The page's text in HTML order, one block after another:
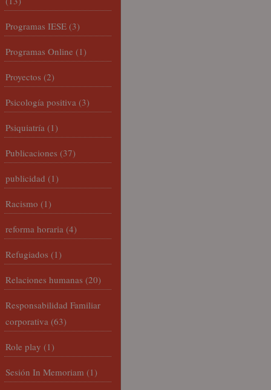
Programas IESE (3)
Programas Online (1)
Proyectos (2)
Psicología positiva (3)
Psiquiatría (1)
Publicaciones (37)
publicidad (1)
Racismo (1)
reforma horaria (4)
Refugiados (1)
Relaciones humanas (20)
Responsabilidad Familiar
corporativa (63)
Role play (1)
Sesión In Memoriam (1)